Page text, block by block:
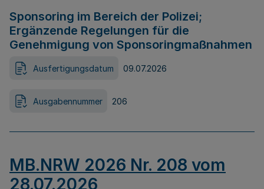
Sponsoring im Bereich der Polizei;
Ergänzende Regelungen für die
Genehmigung von Sponsoringmaßnahmen
Ausfertigungsdatum 09.07.2026
Ausgabennummer 206
MB.NRW 2026 Nr. 208 vom
28.07.2026